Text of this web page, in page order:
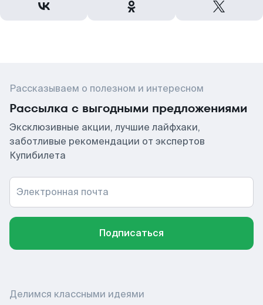
Рассказываем о полезном и интересном
Рассылка с выгодными предложениями
Эксклюзивные акции, лучшие лайфхаки,
заботливые рекомендации от экспертов
Купибилета
Электронная почта
Подписаться
Делимся классными идеями